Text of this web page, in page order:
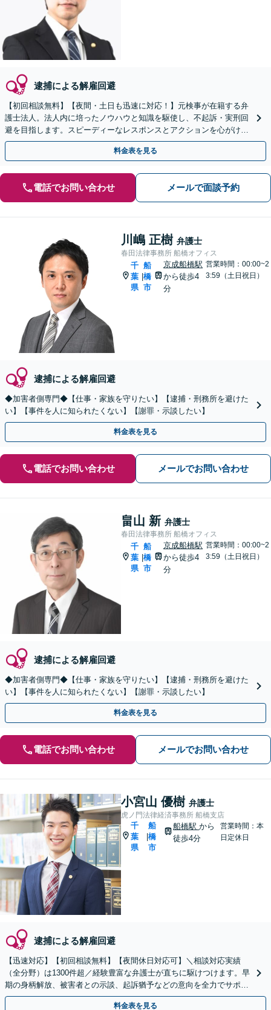
逮捕による解雇回避
【初回相談無料】【夜間・土日も迅速に対応！】元検事が在籍する弁
護士法人。法人内に培ったノウハウと知識を駆使し、不起訴・実刑回
避を目指します。スピーディーなレスポンスとアクションを心がけ、
最善の解決を目指します【電話相談可】
料金表を見る
電話でお問い合わせ メールで面談予約
川嶋 正樹 弁護士
春田法律事務所 船橋オフィス
千
葉
県
船
橋
市
京成船橋駅
から徒歩4
分
営業時間：00:00~2
3:59（土日祝日）
逮捕による解雇回避
◆加害者側専門◆【仕事・家族を守りたい】【逮捕・刑務所を避けた
い】【事件を人に知られたくない】【謝罪・示談したい】
料金表を見る
電話でお問い合わせ メールでお問い合わせ
畠山 新 弁護士
春田法律事務所 船橋オフィス
千
葉
県
船
橋
市
京成船橋駅
から徒歩4
分
営業時間：00:00~2
3:59（土日祝日）
逮捕による解雇回避
◆加害者側専門◆【仕事・家族を守りたい】【逮捕・刑務所を避けた
い】【事件を人に知られたくない】【謝罪・示談したい】
料金表を見る
電話でお問い合わせ メールでお問い合わせ
小宮山 優樹 弁護士
虎ノ門法律経済事務所 船橋支店
千
葉
県
船
橋
市
船橋駅から
徒歩4分
営業時間：本
日定休日
逮捕による解雇回避
【迅速対応】【初回相談無料】【夜間休日対応可】＼相談対応実績
（全分野）は1300件超／経験豊富な弁護士が直ちに駆けつけます。早
期の身柄解放、被害者との示談、起訴猶予などの意向を全力でサポー
トします。
料金表を見る